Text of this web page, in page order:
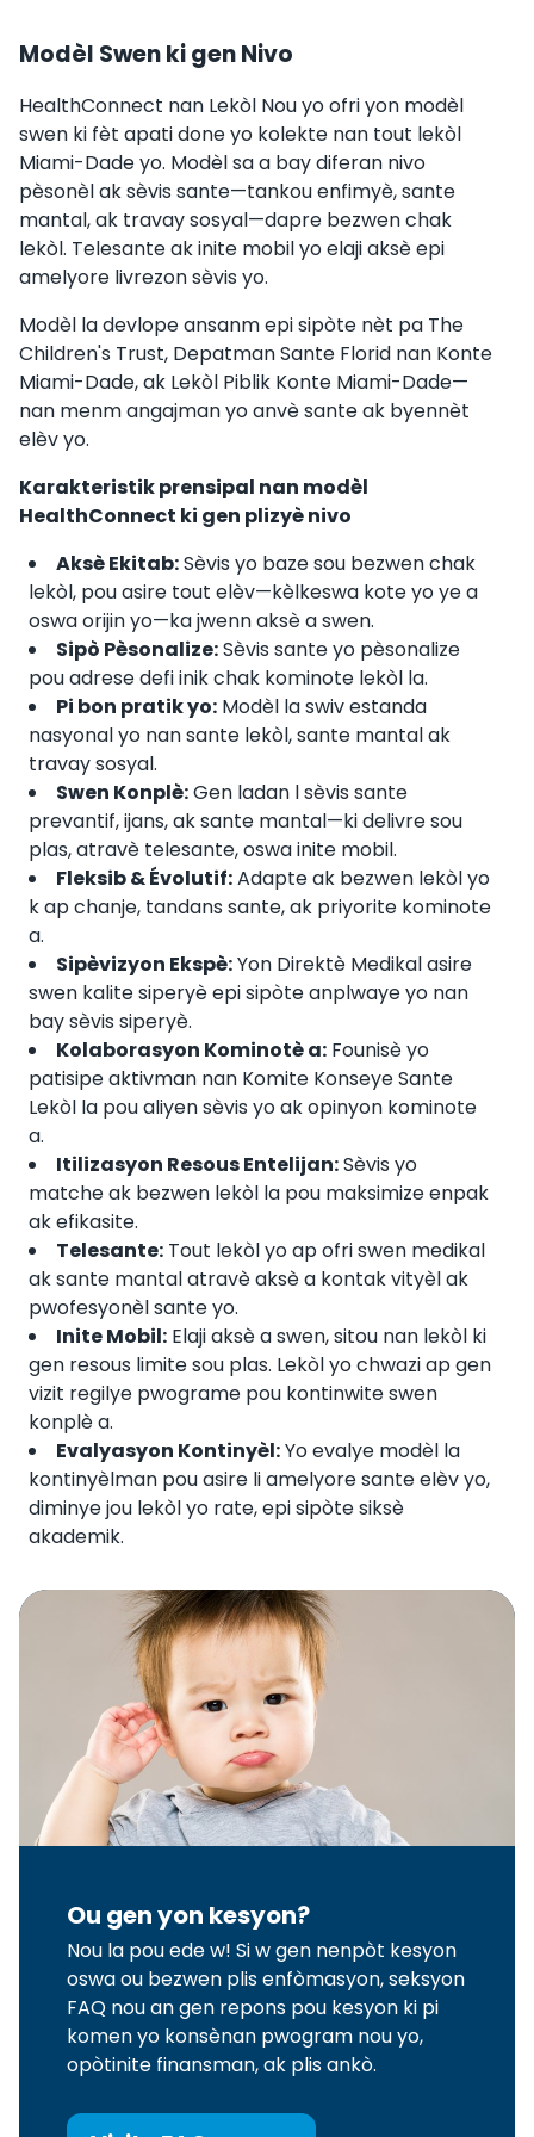
Modèl Swen ki gen Nivo
HealthConnect nan Lekòl Nou yo ofri yon modèl
swen ki fèt apati done yo kolekte nan tout lekòl
Miami-Dade yo. Modèl sa a bay diferan nivo
pèsonèl ak sèvis sante—tankou enfimyè, sante
mantal, ak travay sosyal—dapre bezwen chak
lekòl. Telesante ak inite mobil yo elaji aksè epi
amelyore livrezon sèvis yo.
Modèl la devlope ansanm epi sipòte nèt pa The
Children's Trust, Depatman Sante Florid nan Konte
Miami-Dade, ak Lekòl Piblik Konte Miami-Dade—
nan menm angajman yo anvè sante ak byennèt
elèv yo.
Karakteristik prensipal nan modèl
HealthConnect ki gen plizyè nivo
Aksè Ekitab:Sèvis yo baze sou bezwen chak
lekòl, pou asire tout elèv—kèlkeswa kote yo ye a
oswa orijin yo—ka jwenn aksè a swen.
Sipò Pèsonalize:Sèvis sante yo pèsonalize
pou adrese defi inik chak kominote lekòl la.
Pi bon pratik yo: Modèl la swiv estanda
nasyonal yo nan sante lekòl, sante mantal ak
travay sosyal.
Swen Konplè:Gen ladan l sèvis sante
prevantif, ijans, ak sante mantal—ki delivre sou
plas, atravè telesante, oswa inite mobil.
Fleksib & Évolutif:Adapte ak bezwen lekòl yo
k ap chanje, tandans sante, ak priyorite kominote
a.
Sipèvizyon Ekspè:Yon Direktè Medikal asire
swen kalite siperyè epi sipòte anplwaye yo nan
bay sèvis siperyè.
Kolaborasyon Kominotè a: Founisè yo
patisipe aktivman nan Komite Konseye Sante
Lekòl la pou aliyen sèvis yo ak opinyon kominote
a.
Itilizasyon Resous Entelijan:Sèvis yo
matche ak bezwen lekòl la pou maksimize enpak
ak efikasite.
Telesante: Tout lekòl yo ap ofri swen medikal
ak sante mantal atravè aksè a kontak vityèl ak
pwofesyonèl sante yo.
Inite Mobil: Elaji aksè a swen, sitou nan lekòl ki
gen resous limite sou plas. Lekòl yo chwazi ap gen
vizit regilye pwograme pou kontinwite swen
konplè a.
Evalyasyon Kontinyèl:Yo evalye modèl la
kontinyèlman pou asire li amelyore sante elèv yo,
diminye jou lekòl yo rate, epi sipòte siksè
akademik.
Ou gen yon kesyon?
Nou la pou ede w! Si w gen nenpòt kesyon
oswa ou bezwen plis enfòmasyon, seksyon
FAQ nou an gen repons pou kesyon ki pi
komen yo konsènan pwogram nou yo,
opòtinite finansman, ak plis ankò.